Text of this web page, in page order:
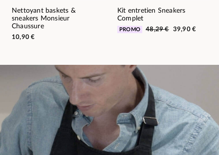
Nettoyant baskets &
sneakers Monsieur
Chaussure
10,90 €
Kit entretien Sneakers
Complet
PROMO 48,29 € 39,90 €